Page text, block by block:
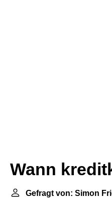
Wann
Gefragt von: Simon